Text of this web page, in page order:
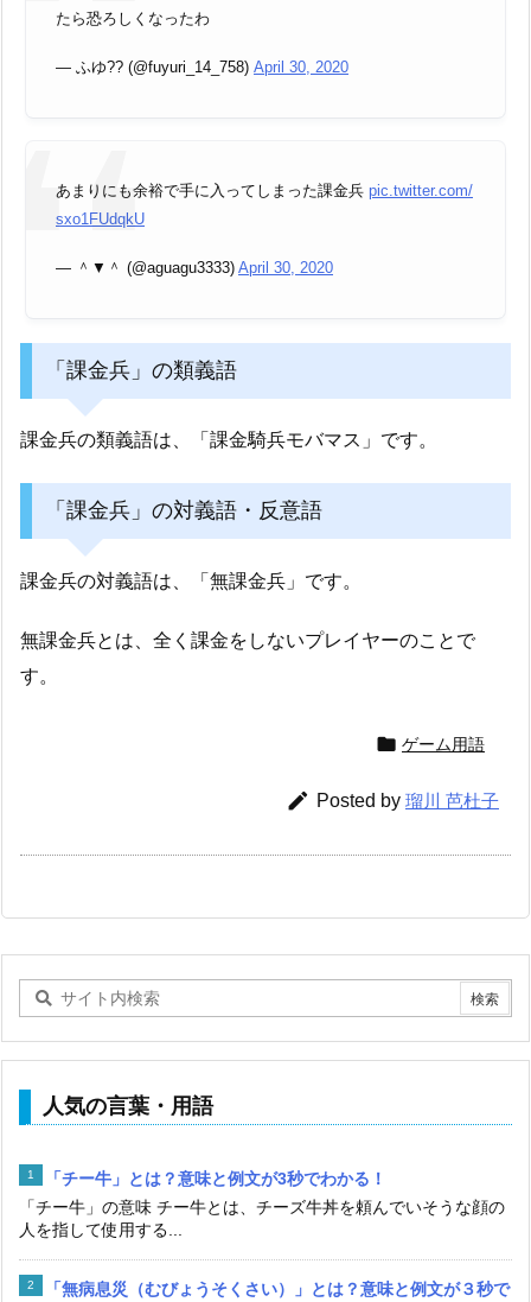
たら恐ろしくなったわ
— ふゆ?? (@fuyuri_14_758) April 30, 2020
あまりにも余裕で手に入ってしまった課金兵 pic.twitter.com/
sxo1FUdqkU
— ＾▼＾ (@aguagu3333) April 30, 2020
「課金兵」の類義語
課金兵の類義語は、「課金騎兵モバマス」です。
「課金兵」の対義語・反意語
課金兵の対義語は、「無課金兵」です。
無課金兵とは、全く課金をしないプレイヤーのことで
す。
 ゲーム用語
 Posted by 瑠川 芭杜子
人気の言葉・用語
「チー牛」とは？意味と例文が3秒でわかる！
「チー牛」の意味 チー牛とは、チーズ牛丼を頼んでいそうな顔の
人を指して使用する...
「無病息災（むびょうそくさい）」とは？意味と例文が３秒で